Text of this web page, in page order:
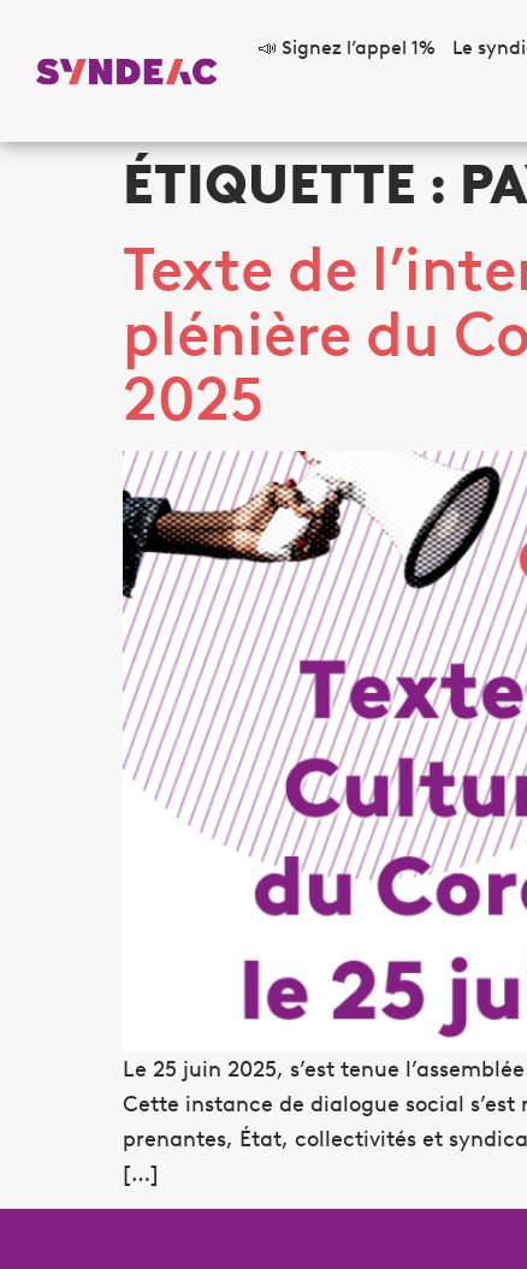
📣 Signez l’appel 1% Le
ÉTIQUETTE :
Texte de
plénière du
2025
Le 25 juin 2025, s’est tenue
Cette instance de dialogue social
prenantes, État, collectivités et
[…]